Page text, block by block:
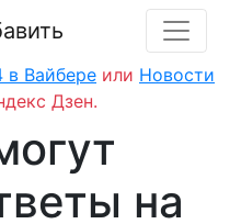
в Вайбере или Новости
Дзен.
на